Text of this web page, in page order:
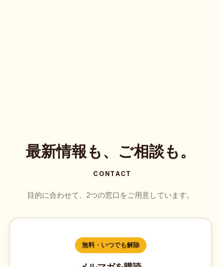
最新情報も、ご相談も。
CONTACT
目的に合わせて、2つの窓口をご用意しています。
無料・いつでも解除